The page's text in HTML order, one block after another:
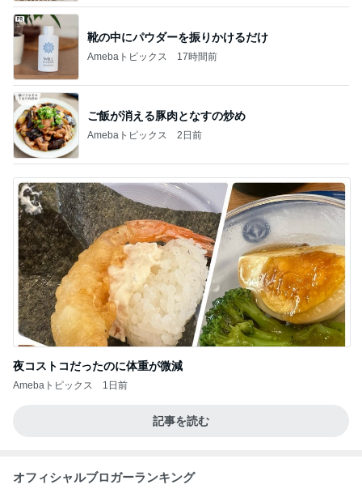
靴の中にパウダーを振りかけるだけ
Amebaトピックス 17時間前
ご飯が消える豚肉となすの炒め
Amebaトピックス 2日前
夜コストコだったのに体重が微減
Amebaトピックス 1日前
記事を読む
オフィシャルブロガーランキング